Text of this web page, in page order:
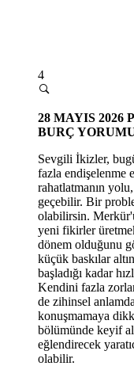
4
28 MAYIS 2026
BURÇ
Sevgili İkizler,
fazla endişelenme
rahatlatmanın
geçebilir. Bir
olabilirsin.
yeni fikirler
dönem olduğunu
küçük baskılar
başladığı kadar
Kendini fazla
de zihinsel
konuşmamaya
bölümünde keyif
eğlendirecek
olabilir.